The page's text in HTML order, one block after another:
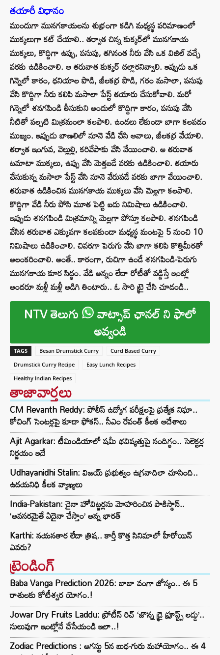
తయారీ విధానం
ముందుగా మునగకాయలను శుభ్రంగా కడిగి మధ్యస్థ పరిమాణంలో
ముక్కలుగా కట్‌ చేయాలి.. తర్వాత చిన్న కుక్కర్‌లో మునగకాయ
ముక్కలు, కొద్దిగా ఉప్పు, పసుపు, తగినంత నీరు వేసి ఒక విజిల్ వచ్చే
వరకు ఉడికించాలి. ఆ తరువాత కుక్కర్ చల్లారనివ్వాలి. ఇప్పుడు ఒక
గిన్నెలో కారం, ధనియాల పొడి, జీలకర్ర పొడి, గరం మసాలా, పసుపు
వేసి కొద్దిగా నీరు కలిపి మసాలా పేస్ట్ తయారు చేసుకోవాలి. మరో
గిన్నెలో శనగపిండి తీసుకుని అందులో కొద్దిగా కారం, పసుపు వేసి
నీటితో పల్చటి మిశ్రమంలా కలపాలి. ఉండలు లేకుండా బాగా కలపడం
ముఖ్యం. ఇప్పుడు బాణలిలో నూనె వేడి చేసి ఆవాలు, జీలకర్ర వేయాలి.
తర్వాత ఇంగువ, వెల్లుల్లి, కరివేపాకు వేసి వేయించాలి. ఆ తరువాత
టమాటా ముక్కలు, ఉప్పు వేసి మెత్తబడే వరకు ఉడికించాలి. తయారు
చేసుకున్న మసాలా పేస్ట్ వేసి నూనె వేరుపడే వరకు బాగా వేయించాలి.
తరువాత ఉడికించిన మునగకాయ ముక్కలు వేసి మెల్లగా కలపాలి.
కొద్దిగా వేడి నీరు పోసి మూత పెట్టి ఐదు నిమిషాలు ఉడికించాలి.
ఇప్పుడు శనగపిండి మిశ్రమాన్ని మెల్లగా పోస్తూ కలపాలి. శనగపిండి
వేసిన తరువాత ఎక్కువగా కలపకుండా మధ్యస్థ మంటపై 5 నుంచి 10
నిమిషాలు ఉడికించాలి. చివరగా పెరుగు వేసి బాగా కలిపి కొత్తిమీరతో
అలంకరించాలి. అంతే.. కారంగా, రుచిగా ఉండే శనగపిండి-పెరుగు
మునగకాయ కూర సిద్ధం. వేడి అన్నం లేదా రోటీతో వడ్డిస్తే ఇంట్లో
అందరూ మళ్లీ మళ్లీ అడిగి తింటారు.. ఓ సారి ట్రై చేసి చూడండి..
NTV తెలుగు వాట్సాప్ ఛానల్ ని ఫాలో
అవ్వండి
TAGS Besan Drumstick Curry
Curd Based Curry
Drumstick Curry Recipe
Easy Lunch Recipes
Healthy Indian Recipes
తాజావార్తలు
CM Revanth Reddy: పోలీస్ ఉద్యోగ పరీక్షలపై ప్రత్యేక నిఘా..
కోచింగ్ సెంటర్లపై కూడా ఫోకస్.. సీఎం రేవంత్ కీలక ఆదేశాలు
Ajit Agarkar: టీమిండియాలో షమీ భవిష్యత్తుపై సందిగ్ధం.. సెలెక్టర్ల
నిర్ణయం ఇదే
Udhayanidhi Stalin: విజయ్ ప్రభుత్వం ఉగ్రవాదిలా చూసింది..
ఉదయనిధి కీలక వ్యాఖ్యలు
India-Pakistan: చైనా హోవిట్జర్లను మోహరించిన పాకిస్థాన్..
‘అవసరమైతే ఏదైనా చేస్తాం’ అన్న భారత్
Karthi: నయనతార లేదా త్రిష.. కార్తీ కొత్త సినిమాలో హీరోయిన్
ఎవరు?
ట్రెండింగ్‌
Baba Vanga Prediction 2026: బాబా వంగా జోస్యం.. ఈ 5
రాశులకు కోటీశ్వర యోగం.!
Jowar Dry Fruits Laddu: ప్రోటీన్ రిచ్ ‘జొన్న డ్రై ఫ్రూప్ట్స్ లడ్డు’..
సులువుగా ఇంట్లోనే చేసేయండి ఇలా..!
Zodiac Predictions : ఆగస్టు 5న బుధ-గురు మహాయోగం.. ఈ 4